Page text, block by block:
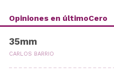
Opiniones en últimoCero
35mm
CARLOS BARRIO